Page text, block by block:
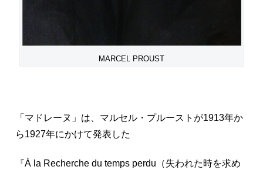
MARCEL PROUST
「マドレーヌ」は、マルセル・プルーストが1913年か
ら1927年にかけて発表した
『À la Recherche du temps perdu（失われた時を求め